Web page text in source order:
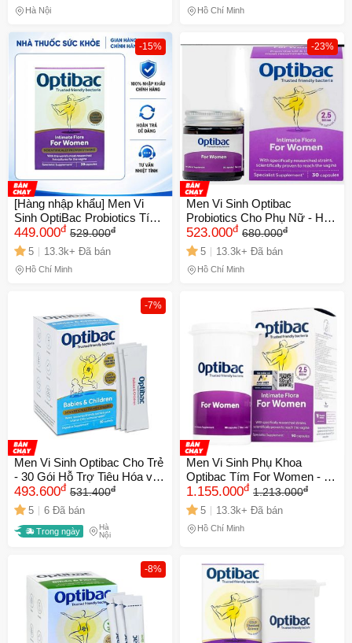
Hà Nội Hồ Chí Minh
-15%
[Hàng nhập khẩu] Men Vi
Sinh OptiBac Probiotics Tím
Chính Hãng Từ Anh - Hỗ Trợ
Sức Khỏe Phụ Khoa Cho Nữ
449.000đ 529.000đ
5 13.3k+ Đã bán
Hồ Chí Minh
-23%
Men Vi Sinh Optibac
Probiotics Cho Phụ Nữ - Hỗ
Trợ Tiêu Hóa và Tăng Cường
Sức Đề Kháng - 30 Viên Dinh
Dưỡng Cho Phái Đẹp
523.000đ 680.000đ
5 13.3k+ Đã bán
Hồ Chí Minh
-7%
Men Vi Sinh Optibac Cho Trẻ
- 30 Gói Hỗ Trợ Tiêu Hóa và
Tăng Cường Đề Kháng Tự
Nhiên cho Trẻ Sơ Sinh và Trẻ
Nhỏ
493.600đ 531.400đ
5 6 Đã bán
Trong ngày
Hà
Nội
Men Vi Sinh Phụ Khoa
Optibac Tím For Women - Bổ
Sung Lợi Khuẩn Chăm Sóc
Vùng Kín (Hộp 90 Viên)
1.155.000đ 1.213.000đ
5 13.3k+ Đã bán
Hồ Chí Minh
-8%